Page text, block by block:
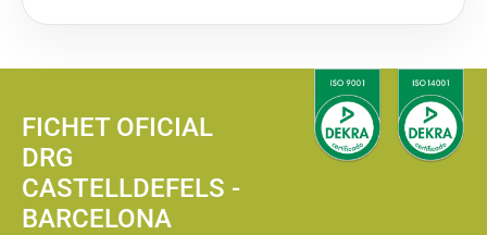
FICHET OFICIAL
DRG
CASTELLDEFELS -
BARCELONA